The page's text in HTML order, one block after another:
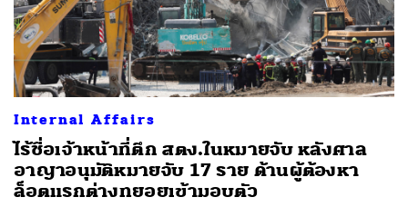
Internal Affairs
ไร้ชื่อเจ้าหน้าที่ตึก สตง.ในหมายจับ หลังศาล
อาญาอนุมัติหมายจับ 17 ราย ด้านผู้ต้องหา
ล็อตแรกต่างทยอยเข้ามอบตัว